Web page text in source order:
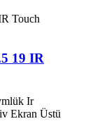
19 IR